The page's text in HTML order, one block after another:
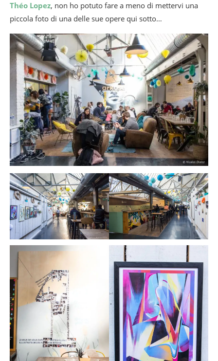
Théo Lopez, non ho potuto fare a meno di mettervi una
piccola foto di una delle sue opere qui sotto…